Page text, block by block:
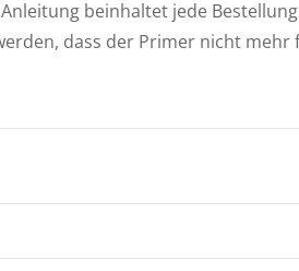
beinhaltet jede
dass der Primer nicht mehr